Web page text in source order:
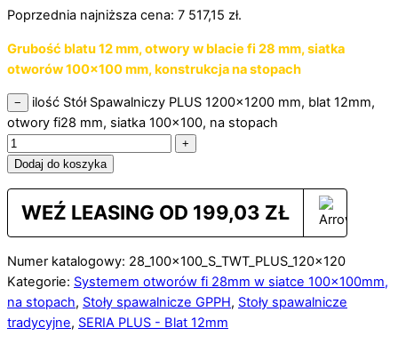
Poprzednia najniższa cena: 7 517,15 zł.
Grubość blatu 12 mm, otwory w blacie fi 28 mm, siatka
otworów 100×100 mm, konstrukcja na stopach
−
ilość Stół Spawalniczy PLUS 1200x1200 mm, blat 12mm,
otwory fi28 mm, siatka 100x100, na stopach
+
Dodaj do koszyka
WEŹ LEASING OD 199,03 ZŁ
Numer katalogowy: 28_100x100_S_TWT_PLUS_120x120
Kategorie: Systemem otworów fi 28mm w siatce 100×100mm,
na stopach, Stoły spawalnicze GPPH, Stoły spawalnicze
tradycyjne, SERIA PLUS - Blat 12mm